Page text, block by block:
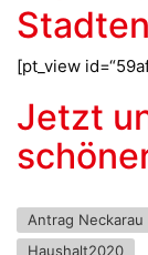
[pt_view
Jetzt
Antrag Neckarau
Haushalt2020